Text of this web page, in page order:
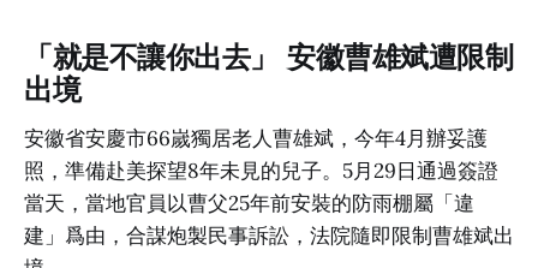
「就是不讓你出去」 安徽曹雄斌遭限制
出境
安徽省安慶市66嵗獨居老人曹雄斌，今年4月辦妥護
照，準備赴美探望8年未見的兒子。5月29日通過簽證
當天，當地官員以曹父25年前安裝的防雨棚屬「違
建」爲由，合謀炮製民事訴訟，法院隨即限制曹雄斌出